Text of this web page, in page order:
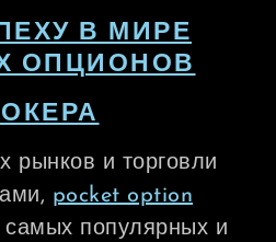
В МИРЕ
ОПЦИОНОВ
рынков и торговли
pocket option
популярных и